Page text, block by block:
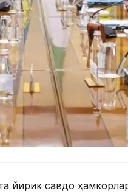
йирик савдо